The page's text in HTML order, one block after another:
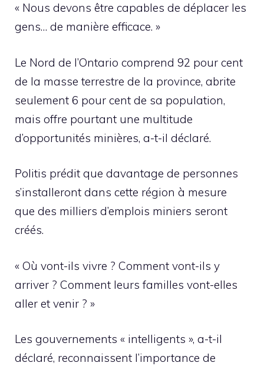
« Nous devons être capables de déplacer les
gens… de manière efficace. »
Le Nord de l’Ontario comprend 92 pour cent
de la masse terrestre de la province, abrite
seulement 6 pour cent de sa population,
mais offre pourtant une multitude
d’opportunités minières, a-t-il déclaré.
Politis prédit que davantage de personnes
s’installeront dans cette région à mesure
que des milliers d’emplois miniers seront
créés.
« Où vont-ils vivre ? Comment vont-ils y
arriver ? Comment leurs familles vont-elles
aller et venir ? »
Les gouvernements « intelligents », a-t-il
déclaré, reconnaissent l’importance de